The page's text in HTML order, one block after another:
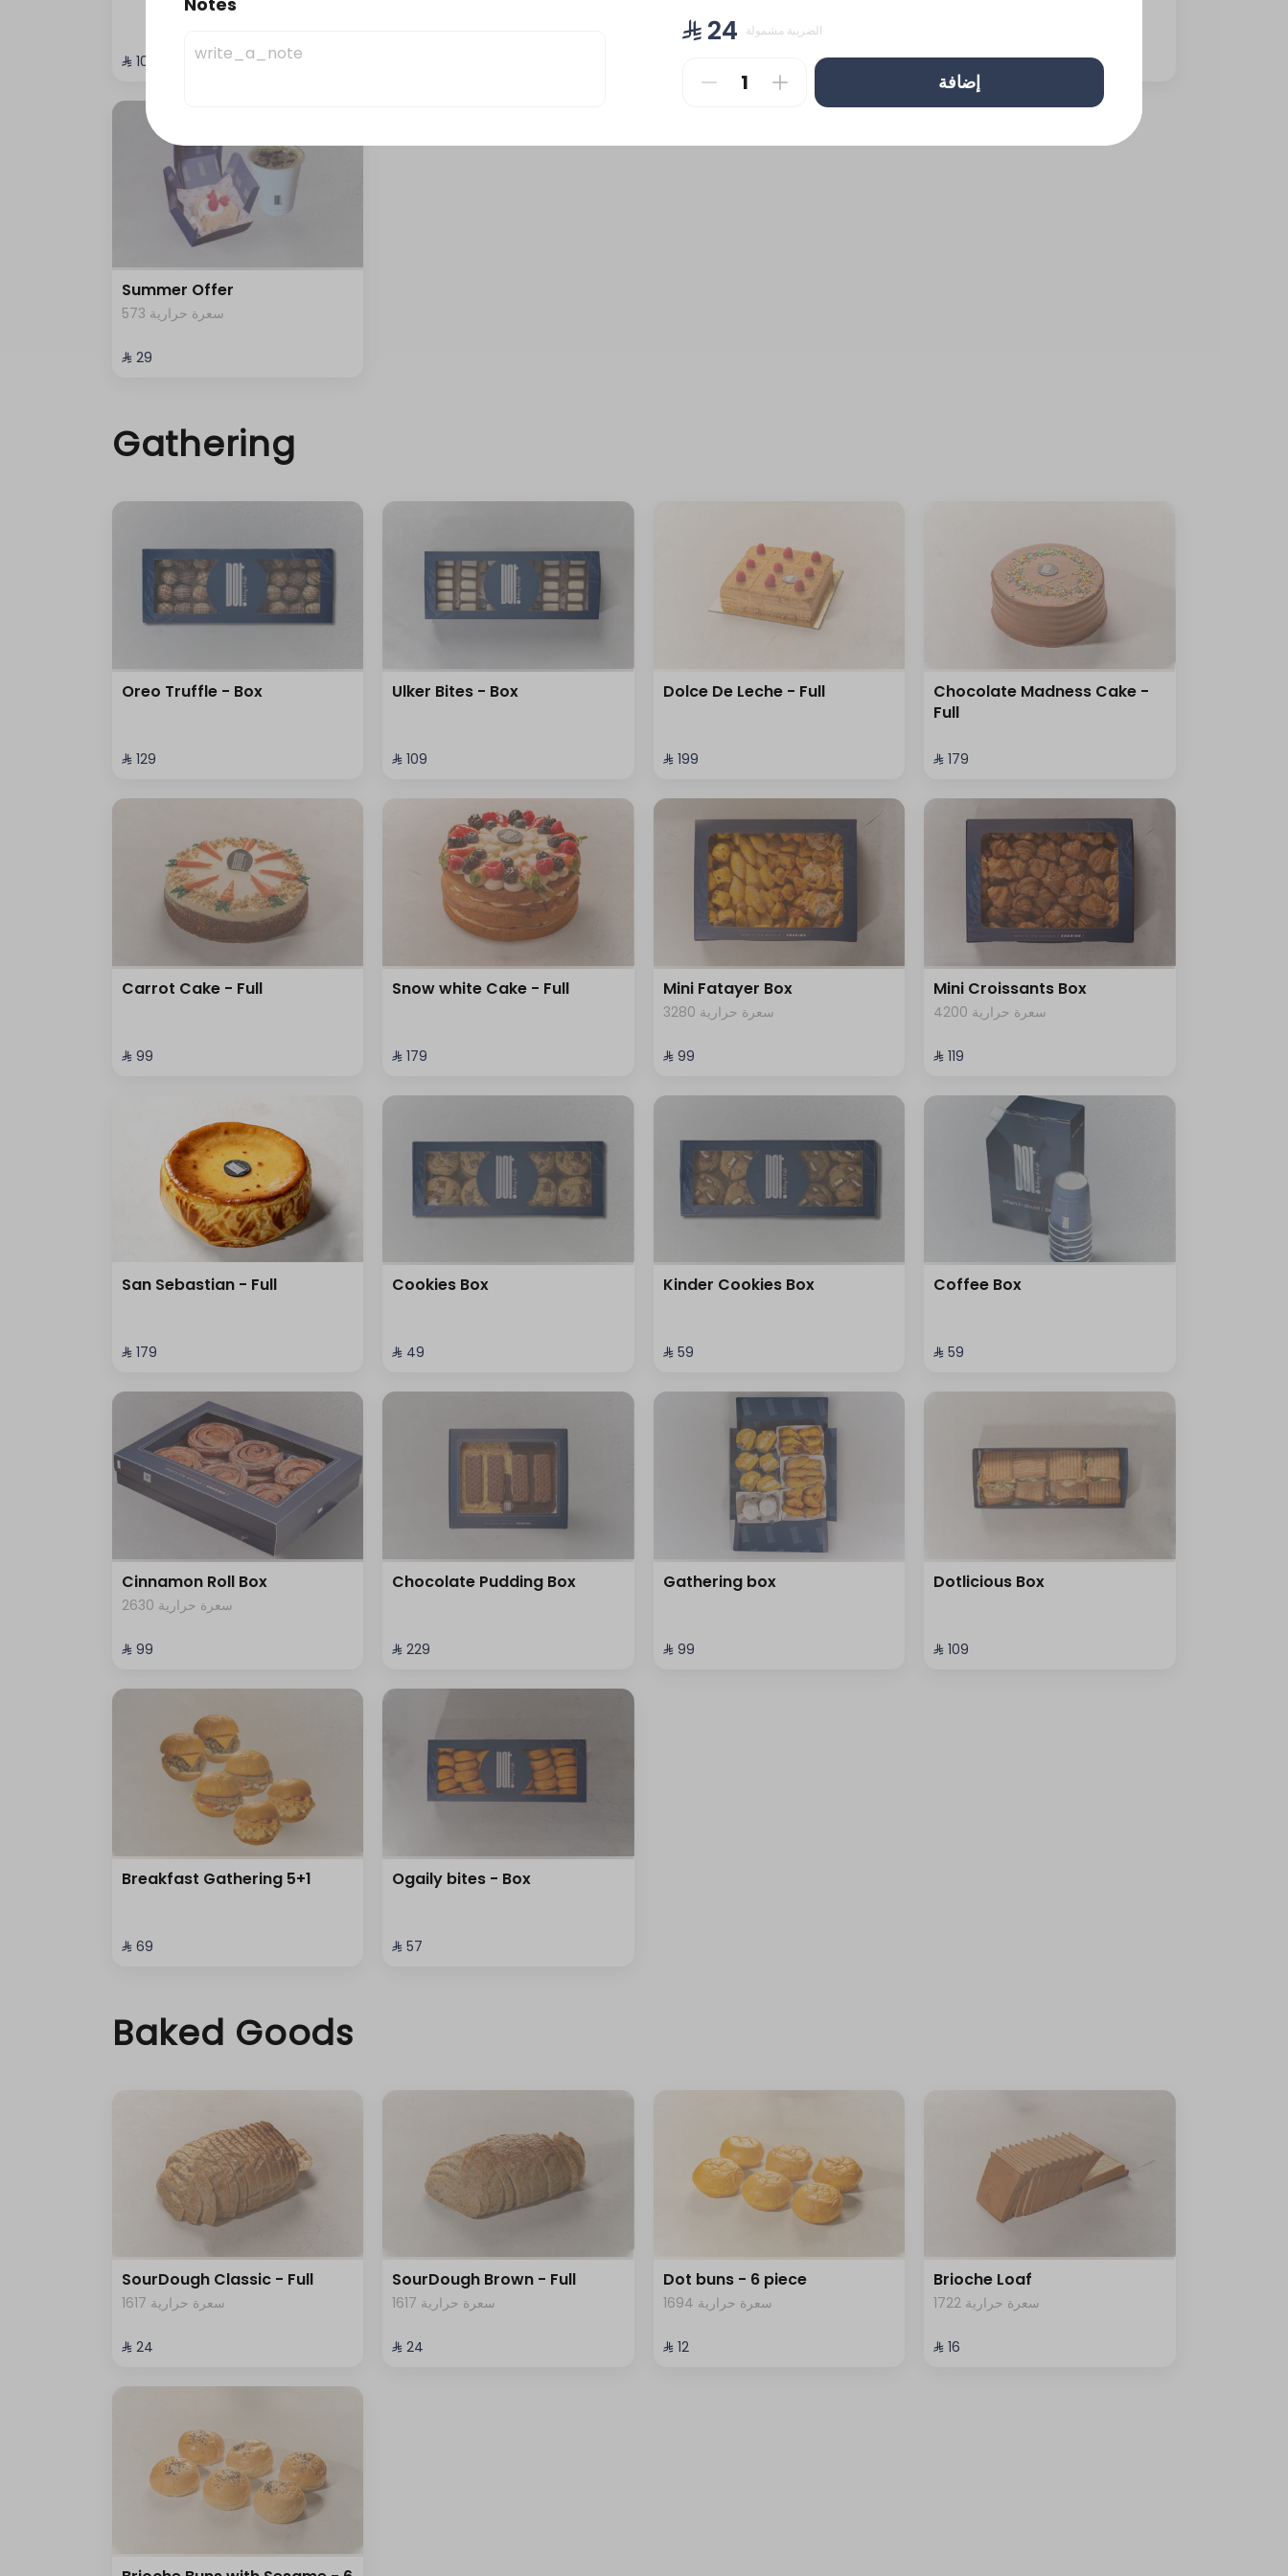
⁨⁦‪‬ 109⁩
462 سعرة حرارية
⁨⁦‪‬ 42⁩
Summer Offer
573 سعرة حرارية
⁨⁦‪‬ 29⁩
Gathering
Oreo Truffle - Box
⁨⁦‪‬ 129⁩
Ulker Bites - Box
⁨⁦‪‬ 109⁩
Dolce De Leche - Full
⁨⁦‪‬ 199⁩
Chocolate Madness Cake -
Full
⁨⁦‪‬ 179⁩
Carrot Cake - Full
⁨⁦‪‬ 99⁩
Snow white Cake - Full
⁨⁦‪‬ 179⁩
Mini Fatayer Box
3280 سعرة حرارية
⁨⁦‪‬ 99⁩
Mini Croissants Box
4200 سعرة حرارية
⁨⁦‪‬ 119⁩
San Sebastian - Full
⁨⁦‪‬ 179⁩
Cookies Box
⁨⁦‪‬ 49⁩
Kinder Cookies Box
⁨⁦‪‬ 59⁩
Coffee Box
⁨⁦‪‬ 59⁩
Cinnamon Roll Box
2630 سعرة حرارية
⁨⁦‪‬ 99⁩
Chocolate Pudding Box
⁨⁦‪‬ 229⁩
Gathering box
⁨⁦‪‬ 99⁩
Dotlicious Box
⁨⁦‪‬ 109⁩
Breakfast Gathering 5+1
⁨⁦‪‬ 69⁩
Ogaily bites - Box
⁨⁦‪‬ 57⁩
Baked Goods
SourDough Classic - Full
1617 سعرة حرارية
⁨⁦‪‬ 24⁩
SourDough Brown - Full
1617 سعرة حرارية
⁨⁦‪‬ 24⁩
Dot buns - 6 piece
1694 سعرة حرارية
⁨⁦‪‬ 12⁩
Brioche Loaf
1722 سعرة حرارية
⁨⁦‪‬ 16⁩
⁨⁦‪‬ 24⁩ الضريبة مشمولة
إضافة